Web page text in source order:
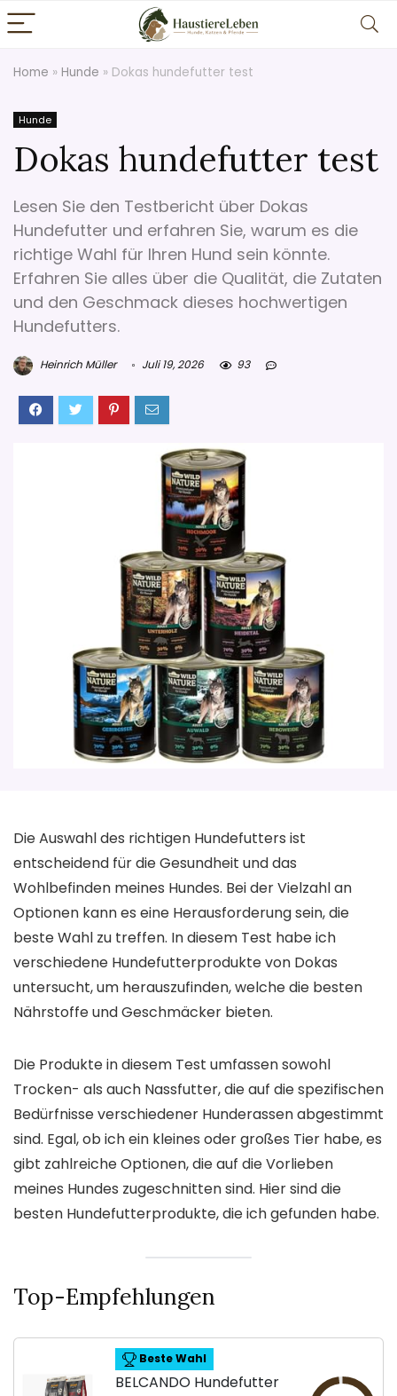
Home » Hunde » Dokas hundefutter test
Hunde
Dokas hundefutter test
Lesen Sie den Testbericht über Dokas
Hundefutter und erfahren Sie, warum es die
richtige Wahl für Ihren Hund sein könnte.
Erfahren Sie alles über die Qualität, die Zutaten
und den Geschmack dieses hochwertigen
Hundefutters.
Heinrich Müller Juli 19, 2026 93
Die Auswahl des richtigen Hundefutters ist
entscheidend für die Gesundheit und das
Wohlbefinden meines Hundes. Bei der Vielzahl an
Optionen kann es eine Herausforderung sein, die
beste Wahl zu treffen. In diesem Test habe ich
verschiedene Hundefutterprodukte von Dokas
untersucht, um herauszufinden, welche die besten
Nährstoffe und Geschmäcker bieten.
Die Produkte in diesem Test umfassen sowohl
Trocken- als auch Nassfutter, die auf die spezifischen
Bedürfnisse verschiedener Hunderassen abgestimmt
sind. Egal, ob ich ein kleines oder großes Tier habe, es
gibt zahlreiche Optionen, die auf die Vorlieben
meines Hundes zugeschnitten sind. Hier sind die
besten Hundefutterprodukte, die ich gefunden habe.
Top-Empfehlungen
Beste Wahl
BELCANDO Hundefutter